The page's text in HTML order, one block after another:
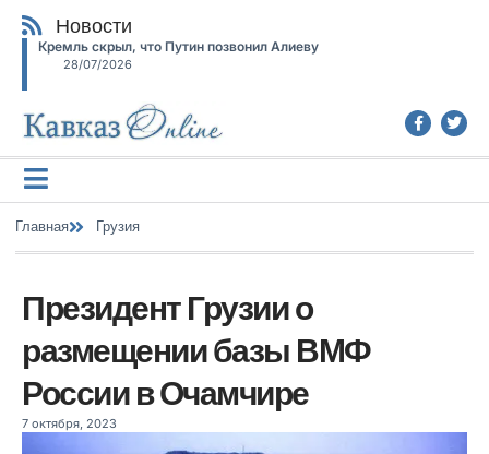
Новости
Кремль скрыл, что Путин позвонил Алиеву
28/07/2026
Главная Грузия
Президент Грузии о
размещении базы ВМФ
России в Очамчире
7 октября, 2023